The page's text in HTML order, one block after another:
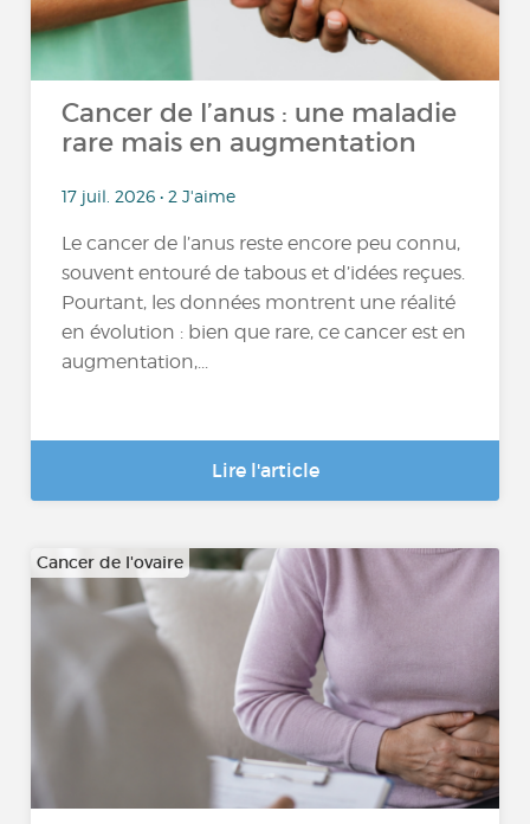
Cancer de l’anus : une maladie
rare mais en augmentation
17 juil. 2026 • 2 J'aime
Le cancer de l’anus reste encore peu connu,
souvent entouré de tabous et d’idées reçues.
Pourtant, les données montrent une réalité
en évolution : bien que rare, ce cancer est en
augmentation,...
Lire l'article
Cancer de l'ovaire